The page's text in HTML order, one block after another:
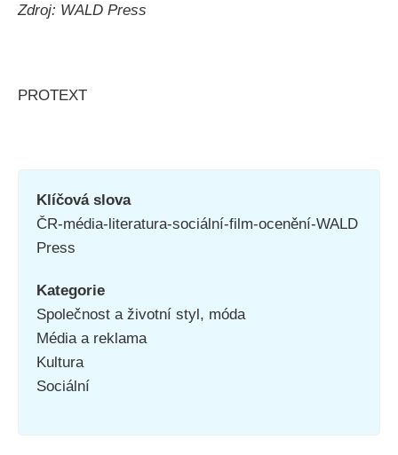
Zdroj: WALD Press
PROTEXT
Klíčová slova
ČR-média-literatura-sociální-film-ocenění-WALD
Press
Kategorie
Společnost a životní styl, móda
Média a reklama
Kultura
Sociální